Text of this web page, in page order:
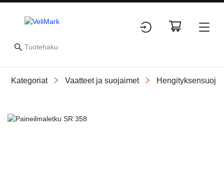
Kategoriat Vaatteet ja suojaimet
Slide 1 of 1